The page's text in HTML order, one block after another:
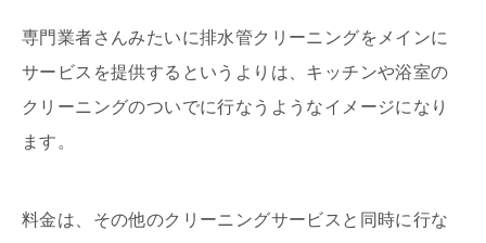
専門業者さんみたいに排水管クリーニングをメインに
サービスを提供するというよりは、キッチンや浴室の
クリーニングのついでに行なうようなイメージになり
ます。
料金は、その他のクリーニングサービスと同時に行な